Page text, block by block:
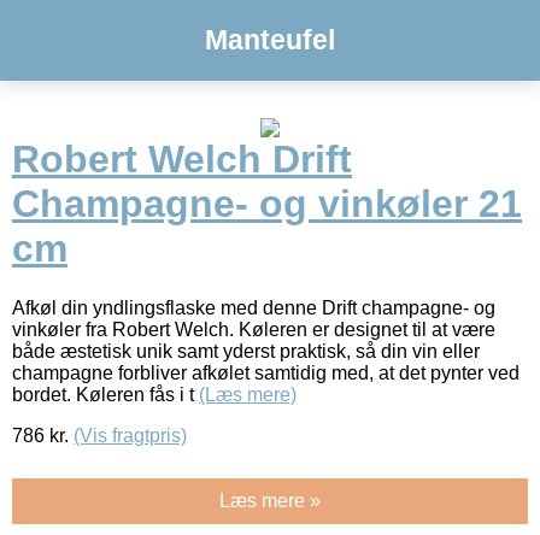
Manteufel
Robert Welch Drift
Champagne- og vinkøler 21
cm
Afkøl din yndlingsflaske med denne Drift champagne- og
vinkøler fra Robert Welch. Køleren er designet til at være
både æstetisk unik samt yderst praktisk, så din vin eller
champagne forbliver afkølet samtidig med, at det pynter ved
bordet. Køleren fås i t (Læs mere)
786 kr. (Vis fragtpris)
Læs mere »